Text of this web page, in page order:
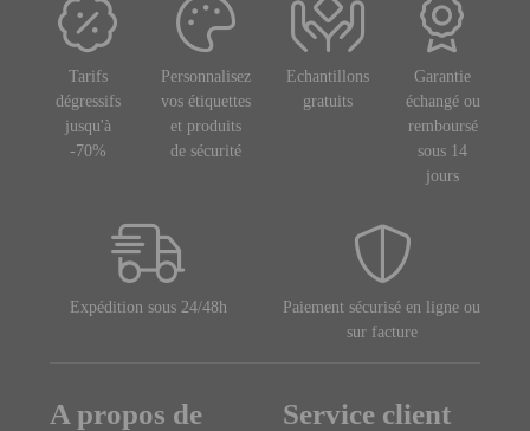
Tarifs
dégressifs
jusqu'à
-70%
Personnalisez
vos étiquettes
et produits
de sécurité
Echantillons
gratuits
Garantie
échangé ou
remboursé
sous 14
jours
Expédition sous 24/48h
Paiement sécurisé en ligne ou
sur facture
A propos de
Service client